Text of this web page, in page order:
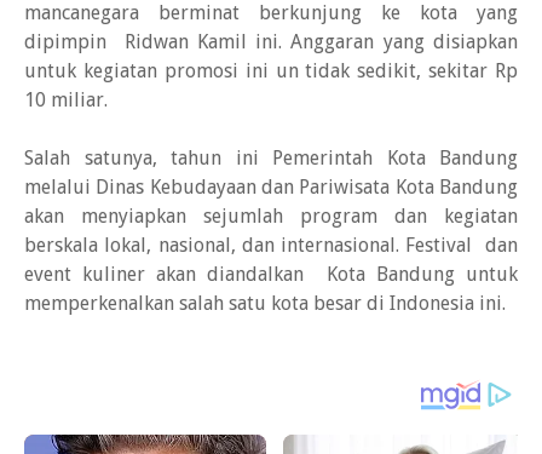
mancanegara berminat berkunjung ke kota yang
dipimpin Ridwan Kamil ini. Anggaran yang disiapkan
untuk kegiatan promosi ini un tidak sedikit, sekitar Rp
10 miliar.
Salah satunya, tahun ini Pemerintah Kota Bandung
melalui Dinas Kebudayaan dan Pariwisata Kota Bandung
akan menyiapkan sejumlah program dan kegiatan
berskala lokal, nasional, dan internasional. Festival dan
event kuliner akan diandalkan Kota Bandung untuk
memperkenalkan salah satu kota besar di Indonesia ini.